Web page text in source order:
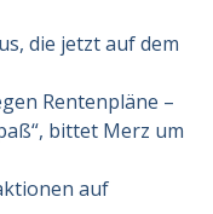
die jetzt auf dem
Rentenpläne –
bittet Merz um
auf